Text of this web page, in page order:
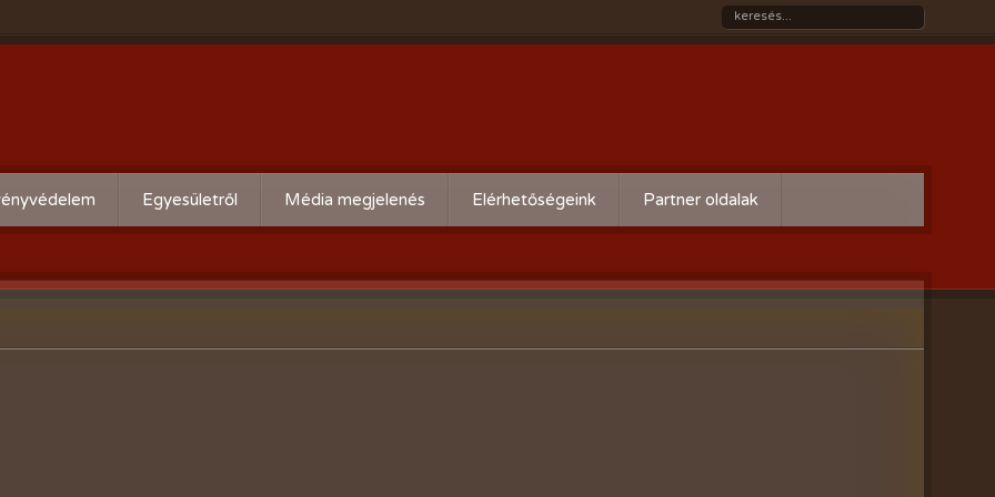
növényvédelmi teendők
Egyesületről
Alapszabály
Média megjelenés Elérhetőségeink Partner oldalak
Zsigó György honlapja